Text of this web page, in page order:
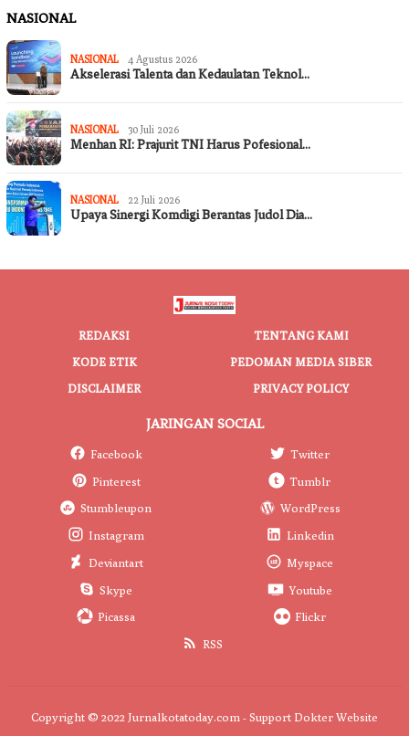
NASIONAL
NASIONAL 4 Agustus 2026
Akselerasi Talenta dan Kedaulatan Teknol…
NASIONAL 30 Juli 2026
Menhan RI: Prajurit TNI Harus Pofesional…
NASIONAL 22 Juli 2026
Upaya Sinergi Komdigi Berantas Judol Dia…
REDAKSI
TENTANG KAMI
KODE ETIK
PEDOMAN MEDIA SIBER
DISCLAIMER
PRIVACY POLICY
JARINGAN SOCIAL
Facebook
Twitter
Pinterest
Tumblr
Stumbleupon
WordPress
Instagram
Linkedin
Deviantart
Myspace
Skype
Youtube
Picassa
Flickr
RSS
Copyright © 2022 Jurnalkotatoday.com - Support Dokter Website